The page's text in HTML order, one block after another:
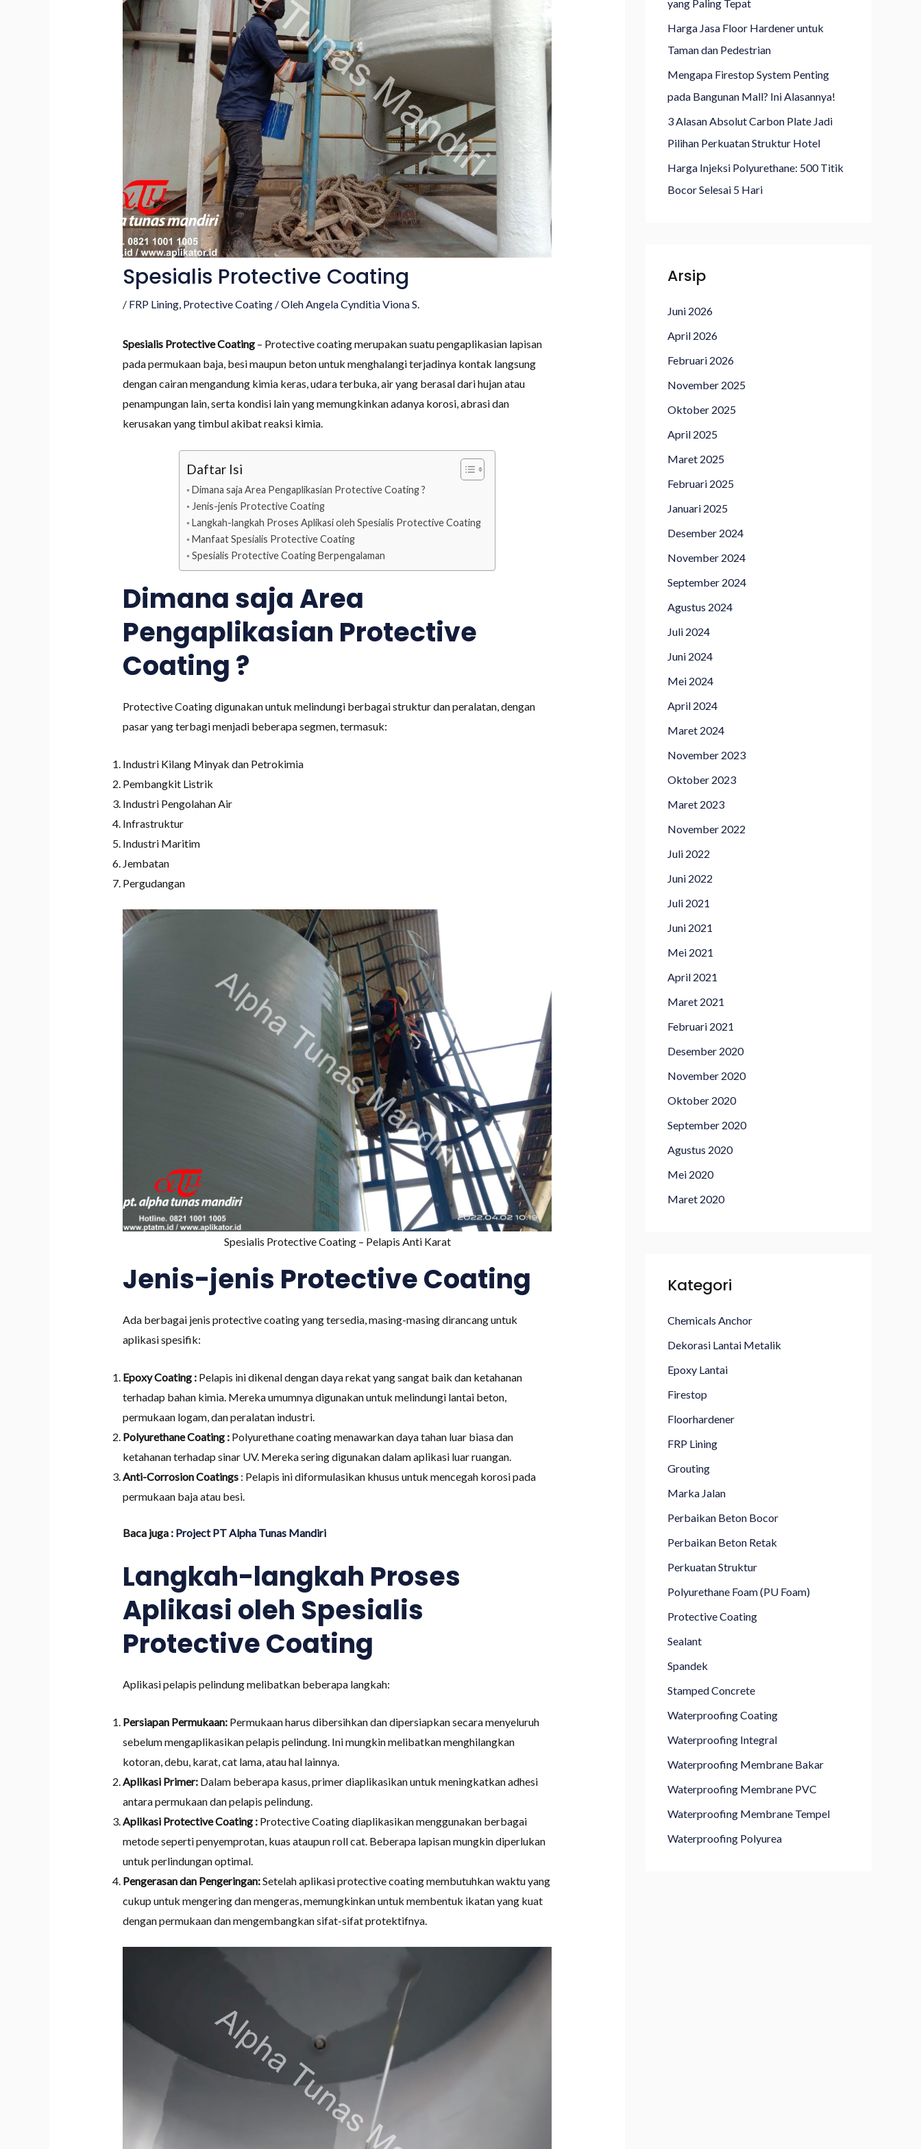
Spesialis Protective Coating
/ FRP Lining, Protective Coating/ OlehAngela Cynditia Viona S.
Spesialis Protective Coating – Protective coating merupakan suatu pengaplikasian lapisan
pada permukaan baja, besi maupun beton untuk menghalangi terjadinya kontak langsung
dengan cairan mengandung kimia keras, udara terbuka, air yang berasal dari hujan atau
penampungan lain, serta kondisi lain yang memungkinkan adanya korosi, abrasi dan
kerusakan yang timbul akibat reaksi kimia.
Daftar Isi
Dimana saja Area Pengaplikasian Protective Coating ?
Jenis-jenis Protective Coating
Langkah-langkah Proses Aplikasi oleh Spesialis Protective Coating
Manfaat Spesialis Protective Coating
Spesialis Protective Coating Berpengalaman
Dimana saja Area
Pengaplikasian Protective
Coating ?
Protective Coating digunakan untuk melindungi berbagai struktur dan peralatan, dengan
pasar yang terbagi menjadi beberapa segmen, termasuk:
Industri Kilang Minyak dan Petrokimia
Pembangkit Listrik
Industri Pengolahan Air
Infrastruktur
Industri Maritim
Jembatan
Pergudangan
Spesialis Protective Coating – Pelapis Anti Karat
Jenis-jenis Protective Coating
Ada berbagai jenis protective coating yang tersedia, masing-masing dirancang untuk
aplikasi spesifik:
Epoxy Coating :Pelapis ini dikenal dengan daya rekat yang sangat baik dan ketahanan
terhadap bahan kimia. Mereka umumnya digunakan untuk melindungi lantai beton,
permukaan logam, dan peralatan industri.
Polyurethane Coating :Polyurethane coating menawarkan daya tahan luar biasa dan
ketahanan terhadap sinar UV. Mereka sering digunakan dalam aplikasi luar ruangan.
Anti-Corrosion Coatings: Pelapis ini diformulasikan khusus untuk mencegah korosi pada
permukaan baja atau besi.
Baca juga : Project PT Alpha Tunas Mandiri
Langkah-langkah Proses
Aplikasi oleh Spesialis
Protective Coating
Aplikasi pelapis pelindung melibatkan beberapa langkah:
Persiapan Permukaan:Permukaan harus dibersihkan dan dipersiapkan secara menyeluruh
sebelum mengaplikasikan pelapis pelindung. Ini mungkin melibatkan menghilangkan
kotoran, debu, karat, cat lama, atau hal lainnya.
Aplikasi Primer:Dalam beberapa kasus, primer diaplikasikan untuk meningkatkan adhesi
antara permukaan dan pelapis pelindung.
Aplikasi Protective Coating :Protective Coating diaplikasikan menggunakan berbagai
metode seperti penyemprotan, kuas ataupun roll cat. Beberapa lapisan mungkin diperlukan
untuk perlindungan optimal.
Pengerasan dan Pengeringan:Setelah aplikasi protective coating membutuhkan waktu yang
cukup untuk mengering dan mengeras, memungkinkan untuk membentuk ikatan yang kuat
dengan permukaan dan mengembangkan sifat-sifat protektifnya.
k
:
yang Paling Tepat
Harga Jasa Floor Hardener untuk
Taman dan Pedestrian
Mengapa Firestop System Penting
pada Bangunan Mall? Ini Alasannya!
3 Alasan Absolut Carbon Plate Jadi
Pilihan Perkuatan Struktur Hotel
Harga Injeksi Polyurethane: 500 Titik
Bocor Selesai 5 Hari
Arsip
Juni 2026
April 2026
Februari 2026
November 2025
Oktober 2025
April 2025
Maret 2025
Februari 2025
Januari 2025
Desember 2024
November 2024
September 2024
Agustus 2024
Juli 2024
Juni 2024
Mei 2024
April 2024
Maret 2024
November 2023
Oktober 2023
Maret 2023
November 2022
Juli 2022
Juni 2022
Juli 2021
Juni 2021
Mei 2021
April 2021
Maret 2021
Februari 2021
Desember 2020
November 2020
Oktober 2020
September 2020
Agustus 2020
Mei 2020
Maret 2020
Kategori
Chemicals Anchor
Dekorasi Lantai Metalik
Epoxy Lantai
Firestop
Floorhardener
FRP Lining
Grouting
Marka Jalan
Perbaikan Beton Bocor
Perbaikan Beton Retak
Perkuatan Struktur
Polyurethane Foam (PU Foam)
Protective Coating
Sealant
Spandek
Stamped Concrete
Waterproofing Coating
Waterproofing Integral
Waterproofing Membrane Bakar
Waterproofing Membrane PVC
Waterproofing Membrane Tempel
Waterproofing Polyurea